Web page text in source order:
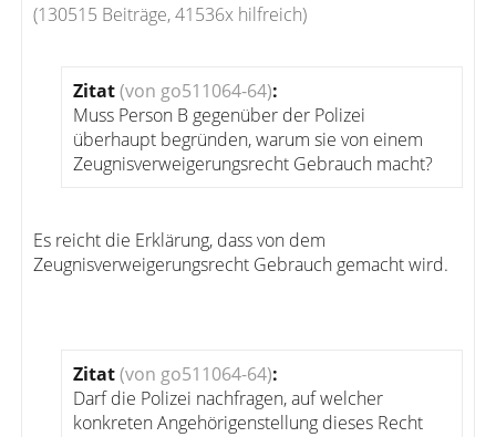
(130515 Beiträge, 41536x hilfreich)
Zitat(von go511064-64):
Muss Person B gegenüber der Polizei
überhaupt begründen, warum sie von einem
Zeugnisverweigerungsrecht Gebrauch macht?
Es reicht die Erklärung, dass von dem
Zeugnisverweigerungsrecht Gebrauch gemacht wird.
Zitat(von go511064-64):
Darf die Polizei nachfragen, auf welcher
konkreten Angehörigenstellung dieses Recht